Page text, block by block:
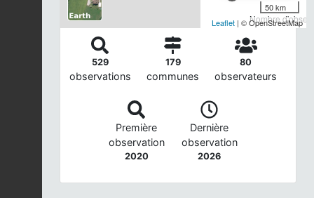
Nombre
50 km
Leaflet | © OpenStreetMap
529
observations
179
communes
80
observateurs
Première
observation
2020
Dernière
observation
2026